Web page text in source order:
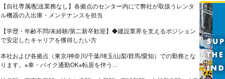
【自社専属/配送業務なし】各拠点のセンター内にて弊社が取扱うレンタ
ル機器の入出庫・メンテナンスを担当
【学歴・年齢不問/未経験/第二新卒歓迎】◆建設業界を支えるポジション
で安定したキャリアを獲得したい方
本社および各拠点（東京/神奈川/千葉/埼玉/山梨/群馬/愛知）での勤務とな
ります。※車・バイク通勤OK※転居を伴う...